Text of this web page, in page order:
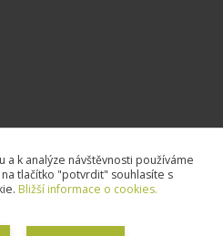
k analýze návštěvnosti používáme
tlačítko "potvrdit" souhlasíte s
Bližší informace o cookies.